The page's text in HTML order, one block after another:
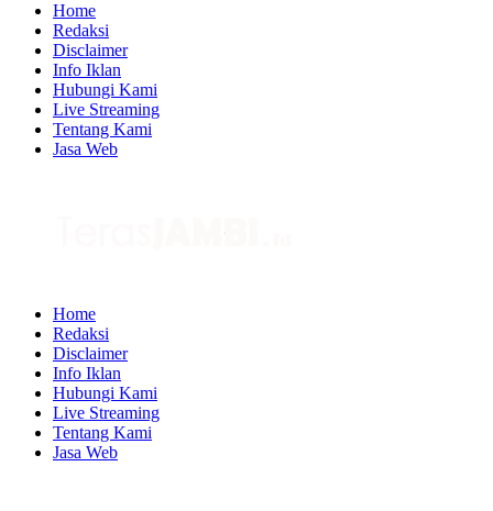
Home
Redaksi
Disclaimer
Info Iklan
Hubungi Kami
Live Streaming
Tentang Kami
Jasa Web
Home
Redaksi
Disclaimer
Info Iklan
Hubungi Kami
Live Streaming
Tentang Kami
Jasa Web